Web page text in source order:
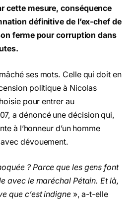
cette mesure, conséquence
définitive de l’ex-chef de
ferme pour corruption dans
mâché ses mots. Celle qui doit en
politique à Nicolas
pour entrer au
a dénoncé une décision qui,
à l’honneur d’un homme
dévouement.
? Parce que les gens font
avec le maréchal Pétain. Et là,
que c’est indigne», a-t-elle